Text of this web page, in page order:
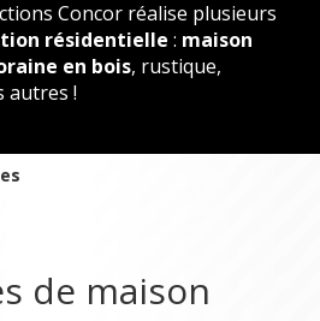
Concor réalise plusieurs
résidentielle : maison
en bois, rustique,
autres !
de maison